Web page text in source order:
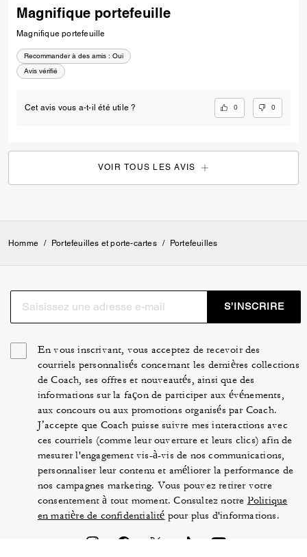
Magnifique portefeuille
Magnifique portefeuille
Recommander à des amis : Oui
Avis vérifié
Cet avis vous a-t-il été utile ? 0 0
VOIR TOUS LES AVIS
Homme / Portefeuilles et porte-cartes / Portefeuilles
S’INSCRIRE
En vous inscrivant, vous acceptez de recevoir des
courriels personnalisés concernant les dernières collections
de Coach, ses offres et nouveautés, ainsi que des
informations sur la façon de participer aux événements,
aux concours ou aux promotions organisés par Coach.
J’accepte que Coach puisse suivre mes interactions avec
ces courriels (comme leur ouverture et leurs clics) afin de
mesurer l'engagement vis-à-vis de nos communications,
personnaliser leur contenu et améliorer la performance de
nos campagnes marketing. Vous pouvez retirer votre
consentement à tout moment. Consultez notre Politique
en matière de confidentialité pour plus d'informations.